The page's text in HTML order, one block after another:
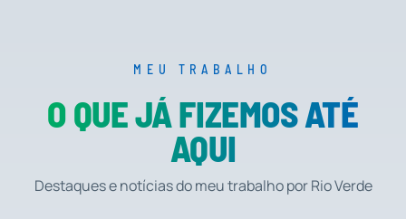
MEU TRABALHO
O QUE JÁ FIZEMOS ATÉ
AQUI
Destaques e notícias do meu trabalho por Rio Verde